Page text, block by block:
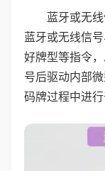
蓝牙或无
蓝牙或无线信
好牌型等指令
号后驱动内部
码牌过程中进行